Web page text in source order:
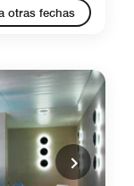
otras fechas